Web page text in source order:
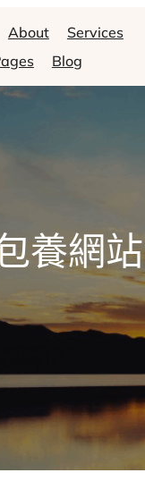
About
Services
Blog
養網